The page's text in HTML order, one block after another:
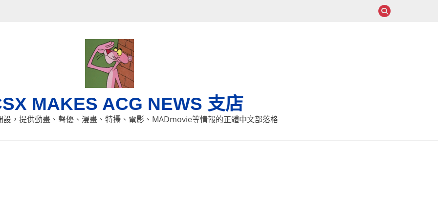
MAKES ACG NEWS 支店
設，提供動畫、聲優、漫畫、特攝、電影、MADmovie等情報的正體中文部落格